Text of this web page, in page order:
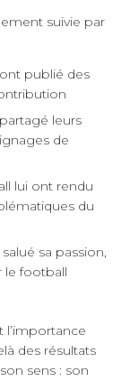
suivie par
publié des
leurs
de
lui ont rendu
du
sa passion,
le football
des résultats
sens : son